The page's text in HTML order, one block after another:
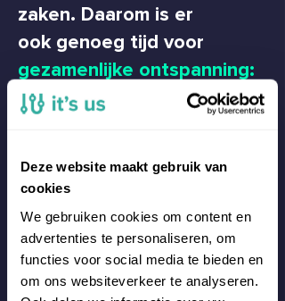
Deze website maakt gebruik van
cookies
We gebruiken cookies om content en
advertenties te personaliseren, om
functies voor social media te bieden en
om ons websiteverkeer te analyseren.
zaken. Daarom is er
ook genoeg tijd voor
gezamenlijke ontspanning:
hele bedrijf, bijvoorbeeld naar
Barcelona, Kaprun of Milaan.
Summer Sail
Varen en lekker eten, bijvoorbeeld
Pampus, of Sail A'dam.